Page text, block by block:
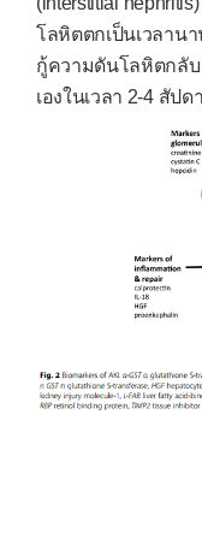
-- เมตาบ
กรดยูริก
คลอไรด์
คลอไรด์
แคลเซีย
แคลเซีย
โซเดียม
โซเดียม
โพแทสเ
โลหิตตกเป็นเวลาน
กู้ความดันโลหิตกลั
เองในเวลา 2-4 สัปด